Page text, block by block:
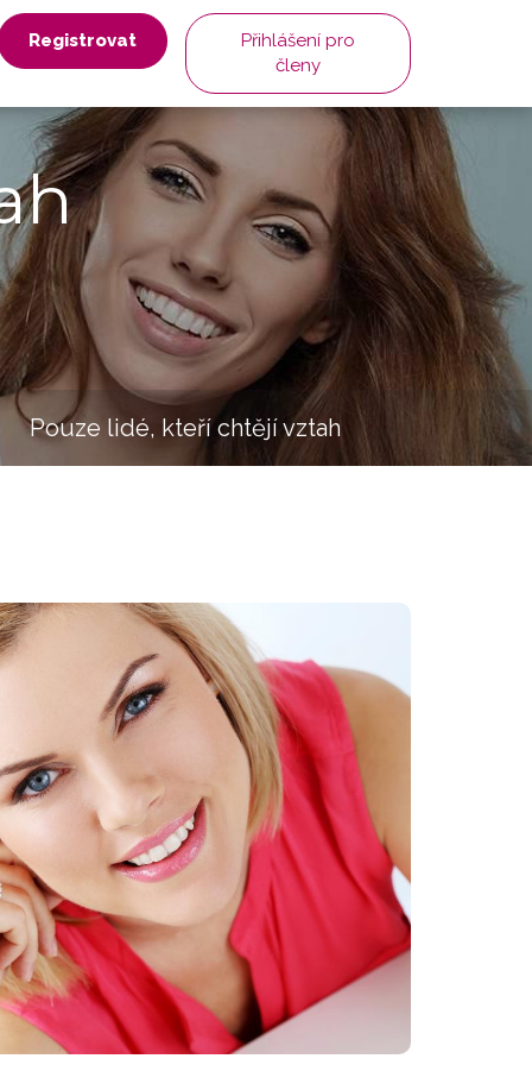
Registrovat
Přihlášení pro
členy
Pouze lidé, kteří chtějí vztah